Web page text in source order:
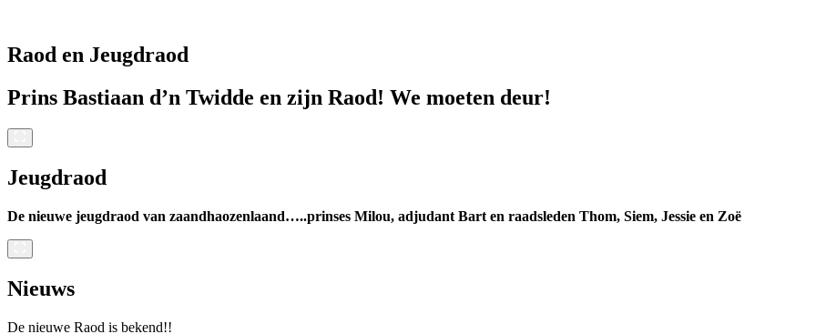
Raod en Jeugdraod
Prins Bastiaan d’n Twidde en zijn Raod! We moeten deur!
Jeugdraod
De nieuwe jeugdraod van zaandhaozenlaand…..prinses Milou, adjudant Bart en raadsleden Thom, Siem, Jessie en Zoë
Nieuws
De nieuwe Raod is bekend!!